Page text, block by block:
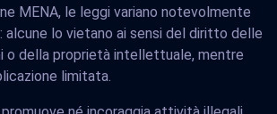
MENA, le leggi variano notevolmente
alcune lo vietano ai sensi del diritto delle
o della proprietà intellettuale, mentre
limitata.